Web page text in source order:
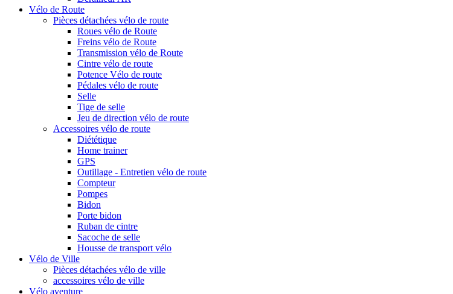
Vélo de Route
Pièces détachées vélo de route
Roues vélo de Route
Freins vélo de Route
Transmission vélo de Route
Cintre vélo de route
Potence Vélo de route
Pédales vélo de route
Selle
Tige de selle
Jeu de direction vélo de route
Accessoires vélo de route
Diététique
Home trainer
GPS
Outillage - Entretien vélo de route
Compteur
Pompes
Bidon
Porte bidon
Ruban de cintre
Sacoche de selle
Housse de transport vélo
Vélo de Ville
Pièces détachées vélo de ville
accessoires vélo de ville
Vélo aventure